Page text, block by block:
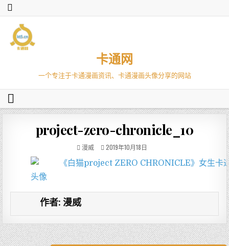
卡通网
一个专注于卡通漫画资讯、卡通漫画头像分享的网站
project-zero-chronicle_10
漫威 2019年10月18日
作者: 漫威